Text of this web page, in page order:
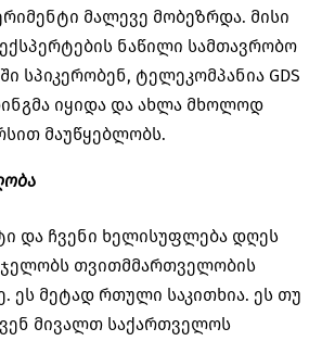
მალევე მობეზრდა. მისი
ნაწილი სამთავრობო
სპიკერობენ, ტელეკომპანია GDS
იყიდა და ახლა მხოლოდ
მაუწყებლობს.
და ჩვენი ხელისუფლება დღეს
თვითმმართველობის
ეს მეტად რთული საკითხია. ეს თუ
მივალთ საქართველოს